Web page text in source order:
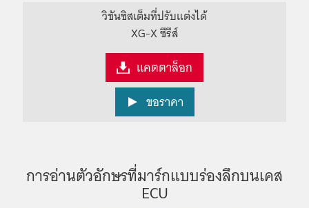
วิชันซิสเต็มที่ปรับแต่งได้
XG-X ซีรีส์
แคตตาล็อก
ขอราคา
การอ่านตัวอักษรที่มาร์กแบบร่องลึกบนเคส
ECU